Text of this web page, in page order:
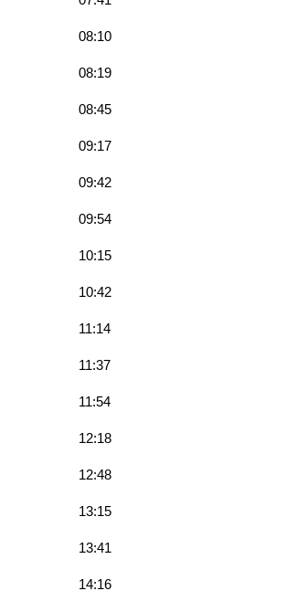
08:10
08:19
08:45
09:17
09:42
09:54
10:15
10:42
11:14
11:37
11:54
12:18
12:48
13:15
13:41
14:16